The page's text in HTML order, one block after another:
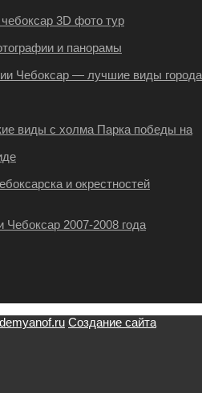
3D фото тур
и панорамы
Чебоксар — лучшие виды города
виды с холма Парка победы на
и окрестностей
2007-2008 года
Создание сайта